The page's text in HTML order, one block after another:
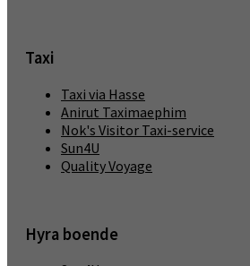
Taxi
Taxi via Hasse
Anirut Taximaephim
Nok's Visitor Taxi-service
Sun4U
Quality Voyage
Hyra boende